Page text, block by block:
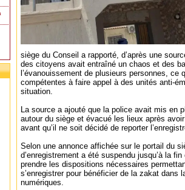
siège du Conseil a rapporté, d’après une
des citoyens avait entraîné un chaos et des
l’évanouissement de plusieurs personnes, ce
compétentes à faire appel à des unités anti-
situation.
La source a ajouté que la police avait mis en
autour du siège et évacué les lieux après
avant qu’il ne soit décidé de reporter
Selon une annonce affichée sur le portail du
d’enregistrement a été suspendu jusqu’à la
prendre les dispositions nécessaires
s’enregistrer pour bénéficier de la zakat dans
numériques.